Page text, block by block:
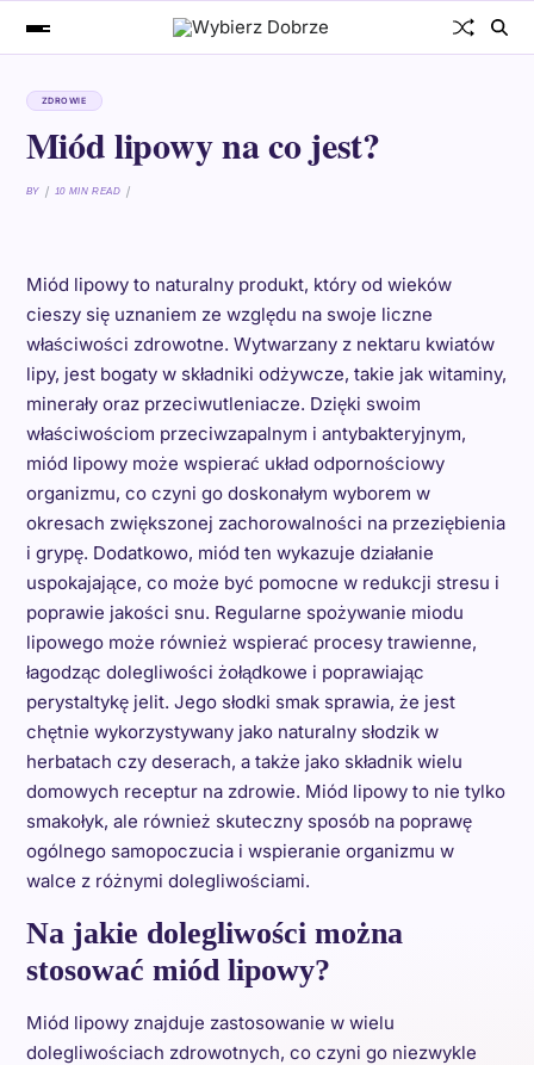
ZDROWIE
Miód lipowy na co jest?
BY 10 MIN READ
Miód lipowy to naturalny produkt, który od wieków
cieszy się uznaniem ze względu na swoje liczne
właściwości zdrowotne. Wytwarzany z nektaru kwiatów
lipy, jest bogaty w składniki odżywcze, takie jak witaminy,
minerały oraz przeciwutleniacze. Dzięki swoim
właściwościom przeciwzapalnym i antybakteryjnym,
miód lipowy może wspierać układ odpornościowy
organizmu, co czyni go doskonałym wyborem w
okresach zwiększonej zachorowalności na przeziębienia
i grypę. Dodatkowo, miód ten wykazuje działanie
uspokajające, co może być pomocne w redukcji stresu i
poprawie jakości snu. Regularne spożywanie miodu
lipowego może również wspierać procesy trawienne,
łagodząc dolegliwości żołądkowe i poprawiając
perystaltykę jelit. Jego słodki smak sprawia, że jest
chętnie wykorzystywany jako naturalny słodzik w
herbatach czy deserach, a także jako składnik wielu
domowych receptur na zdrowie. Miód lipowy to nie tylko
smakołyk, ale również skuteczny sposób na poprawę
ogólnego samopoczucia i wspieranie organizmu w
walce z różnymi dolegliwościami.
Na jakie dolegliwości można
stosować miód lipowy?
Miód lipowy znajduje zastosowanie w wielu
dolegliwościach zdrowotnych, co czyni go niezwykle